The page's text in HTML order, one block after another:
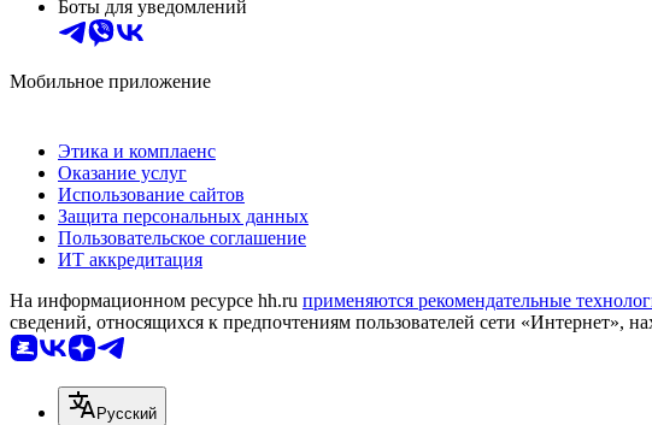
Боты для уведомлений
Мобильное приложение
Этика и комплаенс
Оказание услуг
Использование сайтов
Защита персональных данных
Пользовательское соглашение
ИТ аккредитация
На информационном ресурсе hh.ru применяются рекомендательные
сведений, относящихся к предпочтениям пользователей сети «Интернет»,
Русский